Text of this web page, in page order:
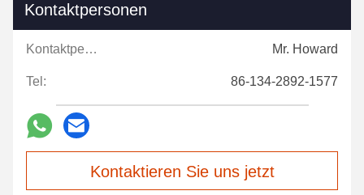
Kontaktpersonen
Kontaktpersonen: Mr. Howard
Tel: 86-134-2892-1577
Kontaktieren Sie uns jetzt